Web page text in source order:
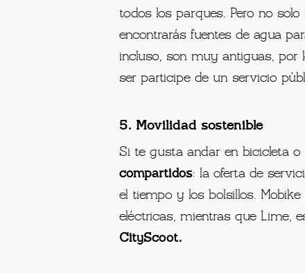
todos los parques. Pero no
encontrarás fuentes de agua
incluso, son muy antiguas, por
ser participe de un servicio
5. Movilidad sostenible
Si te gusta andar en bicicleta o
compartidos: la oferta de
el tiempo y los bolsillos. Mobike
eléctricas, mientras que Lime,
CityScoot.